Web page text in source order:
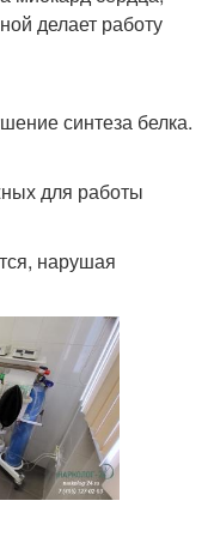
делает работу
синтеза белка.
для работы
нарушая